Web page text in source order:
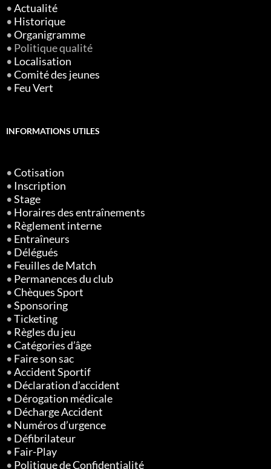
•Actualité
• Historique
•Organigramme
• Politique qualité
• Localisation
•Comité des jeunes
• Feu Vert
INFORMATIONS UTILES
•Cotisation
• Inscription
•Stage
• Horaires des entraînements
• Règlement interne
• Entraîneurs
• Délégués
• Feuilles de Match
• Permanences du club
•Chèques Sport
•Sponsoring
•Ticketing
• Règles du jeu
•Catégories d’âge
• Faire son sac
•Accident Sportif
• Déclaration d’accident
• Dérogation médicale
• Décharge Accident
• Numéros d’urgence
• Défibrilateur
• Fair-Play
• Politique de Confidentialité